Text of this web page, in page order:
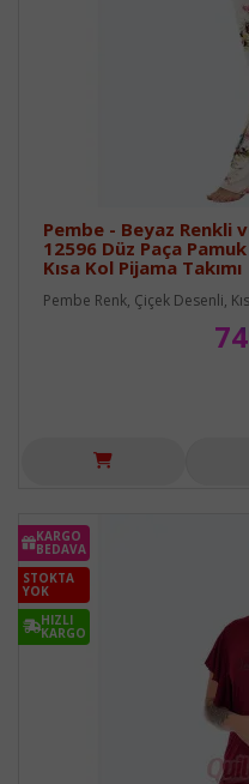
Pembe - Beyaz Renkli
12596 Düz Paça
Kısa Kol Pijama Takımı
Pembe Renk, Çiçek Desenli,
KARGO
BEDAVA
STOKTA
YOK
HIZLI
KARGO